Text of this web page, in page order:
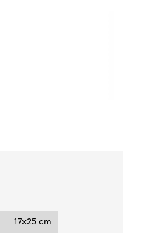
17x25 cm